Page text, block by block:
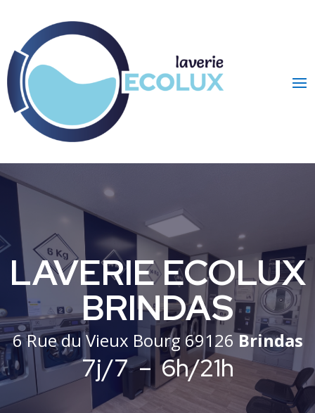
LAVERIE ECOLUX
BRINDAS
6 Rue du Vieux Bourg 69126Brindas
7j/7 – 6h/21h